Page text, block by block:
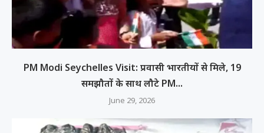
PM Modi Seychelles Visit: प्रवासी भारतीयों से मिले, 19
समझौतों के साथ लौटे PM...
June 29, 2026